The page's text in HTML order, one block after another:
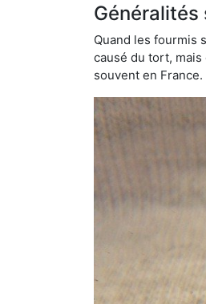
Généralités
Quand les fourmis
causé du tort, mais
souvent en France.